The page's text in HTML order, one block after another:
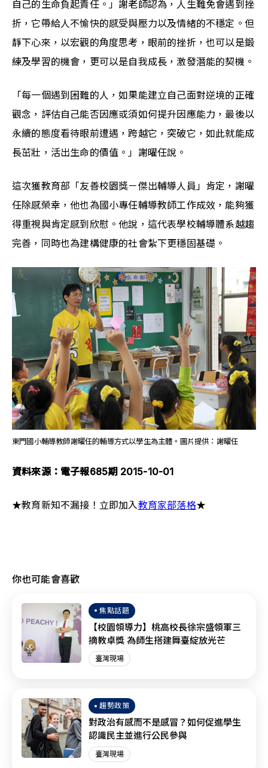
自己的生命負起責任。」謝老師認為，人生難免會遇到挫
折，它帶給人不愉快的感受與壓力以及情緒的不穩定。但
靜下心來，以宏觀的角度思考，眼前的挫折，也可以是鍛
練及學習的機會，更可以是自我成長，激發潛能的契機。
「每一個遇到困難的人，如果能建立自己面對逆境的正確
觀念，評估自己能否因應或須如何提升因應能力，最後以
永續的態度看待眼前遭遇，跨越它，突破它，如此就能成
長茁壯，活出生命的價值。」謝曜任說。
這次獲教育部「友善校園獎－傑出輔導人員」肯定，謝曜
任除感榮幸，他也為國小專任輔導教師工作成效，能夠獲
得重視與肯定感到欣慰。他說，這代表學校輔導體系越趨
完善，同時也為建構健康的社會紮下更穩固基礎。
東門國小輔導教師謝曜任的輔導方式以學生為主體。圖片提供：謝曜任
資料來源：電子報685期 2015-10-01
★教育新知不漏接！立即加入教育家部落格★
你也可能會喜歡
焦點話題
【校園領導力】桃高校長徐宗盛領軍三
摘教卓獎 為師生搭建舞臺綻放光芒
臺灣現場
趨勢政策
對政治有感而不是感冒？如何促進學生
認識民主並進行公民參與
臺灣現場